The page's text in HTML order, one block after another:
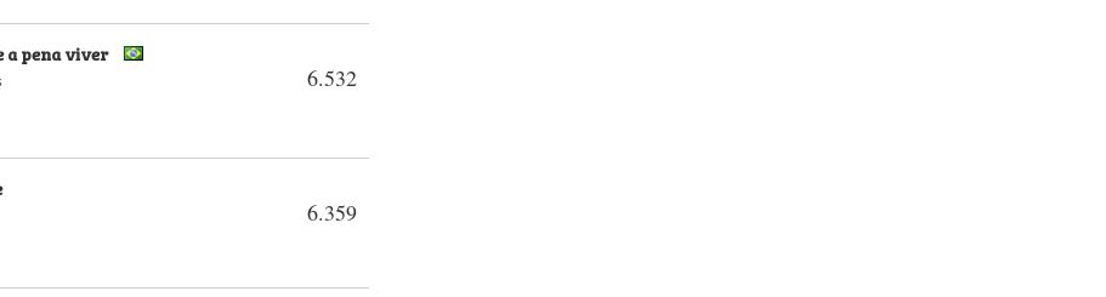
6.532
a pena viver
6.359